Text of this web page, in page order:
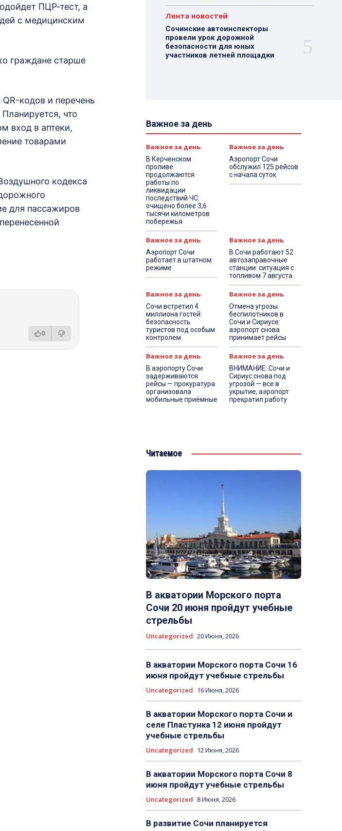
ПЦР-тест, а
с медицинским
граждане старше
кодов и перечень
что
вход в аптеки,
товарами
кодекса
для пассажиров
0
Лента новостей
Сочинские автоинспекторы
провели урок дорожной
безопасности для юных
участников летней площадки
Важное за день
Важное за день
В Керченском
проливе
продолжаются
работы по
ликвидации
последствий ЧС:
очищено более 3,6
тысячи километров
побережья
Важное за день
Аэропорт Сочи
обслужил 125 рейсов
с начала суток
Важное за день
Аэропорт Сочи
работает в штатном
режиме
Важное за день
В Сочи работают 52
автозаправочные
станции: ситуация с
топливом 7 августа
Важное за день
Сочи встретил 4
миллиона гостей:
безопасность
туристов под особым
контролем
Важное за день
Отмена угрозы
беспилотников в
Сочи и Сириусе:
аэропорт снова
принимает рейсы
Важное за день
В аэропорту Сочи
задерживаются
рейсы — прокуратура
организовала
мобильные приёмные
Важное за день
ВНИМАНИЕ: Сочи и
Сириус снова под
угрозой — все в
укрытие, аэропорт
прекратил работу
Читаемое
В акватории Морского порта
Сочи 20 июня пройдут учебные
стрельбы
Uncategorized 20 Июня, 2026
В акватории Морского порта Сочи 16
июня пройдут учебные стрельбы
Uncategorized 16 Июня, 2026
В акватории Морского порта Сочи и
селе Пластунка 12 июня пройдут
учебные стрельбы
Uncategorized 12 Июня, 2026
В акватории Морского порта Сочи 8
июня пройдут учебные стрельбы
Uncategorized 8 Июня, 2026
В развитие Сочи планируется